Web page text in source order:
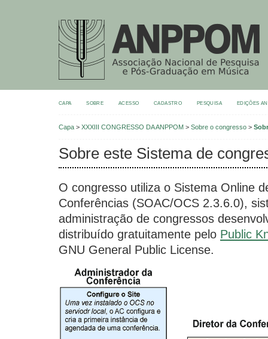
CAPA SOBRE ACESSO CADASTRO PESQUISA EDIÇÕES
Capa > XXXIII CONGRESSO DA ANPPOM > Sobre o congresso >
Sobre este Sistema de
O congresso utiliza o Sistema Online
Conferências (SOAC/OCS 2.3.6.0),
administração de congressos
distribuído gratuitamente pelo Public
GNU General Public License.